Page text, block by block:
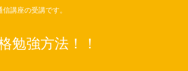
講座の受講です。
勉強方法！！